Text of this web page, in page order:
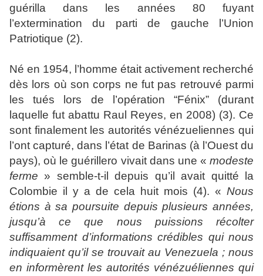
guérilla dans les années 80 fuyant
l’extermination du parti de gauche l’Union
Patriotique (2).
Né en 1954, l’homme était activement recherché
dès lors où son corps ne fut pas retrouvé parmi
les tués lors de l’opération “Fénix” (durant
laquelle fut abattu Raul Reyes, en 2008) (3). Ce
sont finalement les autorités vénézueliennes qui
l’ont capturé, dans l’état de Barinas (à l’Ouest du
pays), où le guérillero vivait dans une « modeste
ferme » semble-t-il depuis qu’il avait quitté la
Colombie il y a de cela huit mois (4). « Nous
étions à sa poursuite depuis plusieurs années,
jusqu’à ce que nous puissions récolter
suffisamment d’informations crédibles qui nous
indiquaient qu’il se trouvait au Venezuela ; nous
en informèrent les autorités vénézuéliennes qui